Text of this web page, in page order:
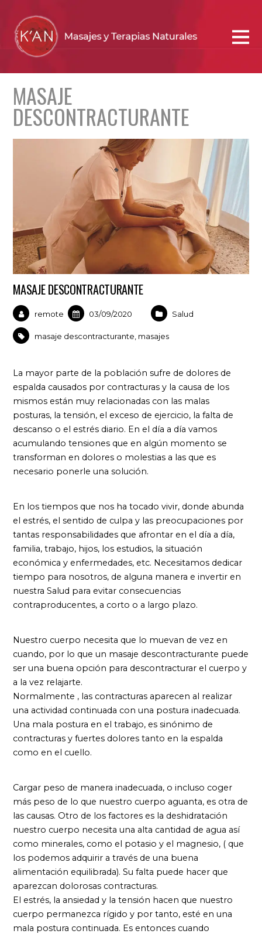
MASAJE
DESCONTRACTURANTE
MASAJE DESCONTRACTURANTE
remote 03/09/2020 Salud
masaje descontracturante masajes
La mayor parte de la población sufre de dolores de
espalda causados por contracturas y la causa de los
mismos están muy relacionadas con las malas
posturas, la tensión, el exceso de ejercicio, la falta de
descanso o el estrés diario. En el día a día vamos
acumulando tensiones que en algún momento se
transforman en dolores o molestias a las que es
necesario ponerle una solución.
En los tiempos que nos ha tocado vivir, donde abunda
el estrés, el sentido de culpa y las preocupaciones por
tantas responsabilidades que afrontar en el día a día,
familia, trabajo, hijos, los estudios, la situación
económica y enfermedades, etc. Necesitamos dedicar
tiempo para nosotros, de alguna manera e invertir en
nuestra Salud para evitar consecuencias
contraproducentes, a corto o a largo plazo.
Nuestro cuerpo necesita que lo muevan de vez en
cuando, por lo que un masaje descontracturante puede
ser una buena opción para descontracturar el cuerpo y
a la vez relajarte.
Normalmente , las contracturas aparecen al realizar
una actividad continuada con una postura inadecuada.
Una mala postura en el trabajo, es sinónimo de
contracturas y fuertes dolores tanto en la espalda
como en el cuello.
Cargar peso de manera inadecuada, o incluso coger
más peso de lo que nuestro cuerpo aguanta, es otra de
las causas. Otro de los factores es la deshidratación
nuestro cuerpo necesita una alta cantidad de agua así
como minerales, como el potasio y el magnesio, ( que
los podemos adquirir a través de una buena
alimentación equilibrada). Su falta puede hacer que
aparezcan dolorosas contracturas.
El estrés, la ansiedad y la tensión hacen que nuestro
cuerpo permanezca rígido y por tanto, esté en una
mala postura continuada. Es entonces cuando